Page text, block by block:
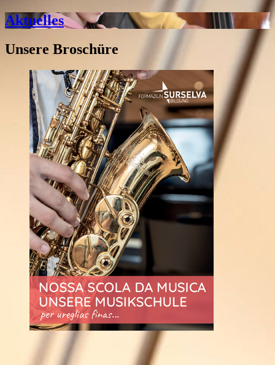
Aktuelles
Unsere Broschüre